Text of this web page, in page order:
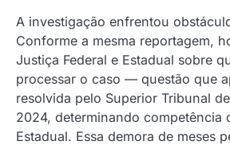
A investigação enfrentou
Conforme a mesma reportagem,
Justiça Federal e Estadual sobre
processar o caso — questão que
resolvida pelo Superior Tribunal
2024, determinando competência
Estadual. Essa demora de meses